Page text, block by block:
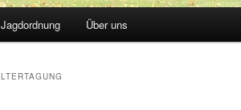
Jagdordnung Über uns